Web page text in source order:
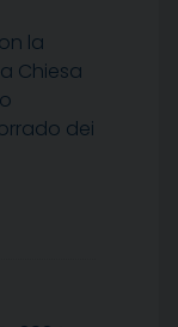
la
Chiesa
dei